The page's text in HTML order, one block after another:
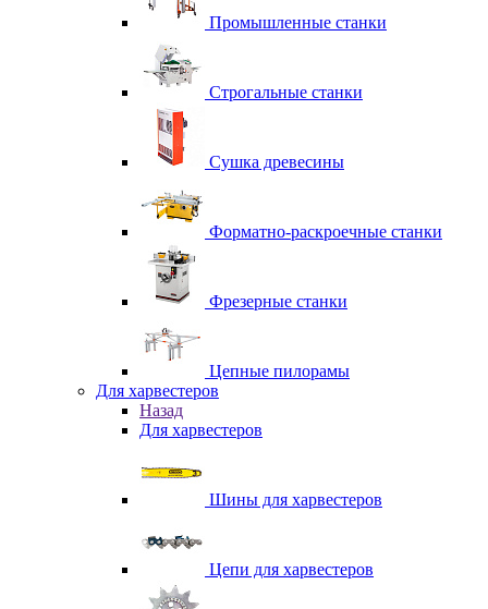
Промышленные станки
Строгальные станки
Сушка древесины
Форматно-раскроечные станки
Фрезерные станки
Цепные пилорамы
Для харвестеров
Назад
Для харвестеров
Шины для харвестеров
Цепи для харвестеров